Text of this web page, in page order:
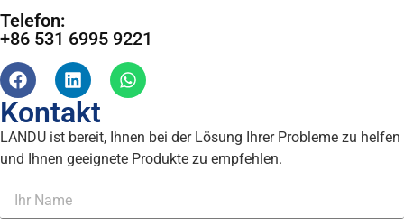
Telefon:
+86 531 6995 9221
Kontakt
LANDU ist bereit, Ihnen bei der Lösung Ihrer Probleme zu helfen
und Ihnen geeignete Produkte zu empfehlen.